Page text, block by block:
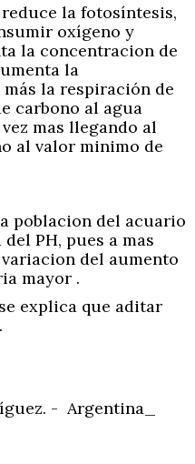
la fotosíntesis,
oxígeno y
la concentracion de
la
la respiración de
carbono al agua
mas llegando al
al valor minimo de
poblacion del acuario
PH, pues a mas
del aumento
mayor .
explica que aditar
- Argentina_